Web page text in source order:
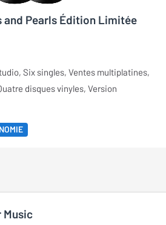
and Pearls Édition Limitée
Six singles, Ventes multiplatines,
disques vinyles, Version
Music